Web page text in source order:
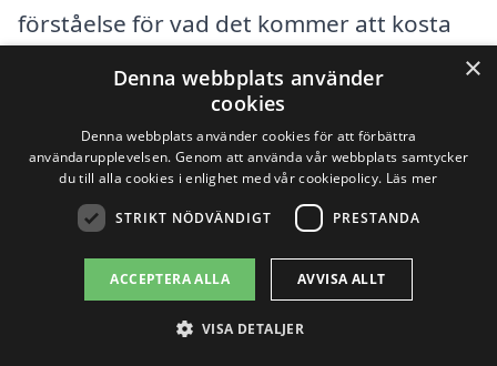
förståelse för vad det kommer att kosta
att renovera badrum i Granby. Tänk på att
det är viktigt att välja en pålitlig och
erfaren hantverkare för att säkerställa ett
bra resultat, och samtidigt få en tydlig
översikt av kostnaderna involverade.
Besök renovera-badrum-pris.se för att
jämföra olika företag och få hjälp med att
hitta det bästa erbjudandet för din
×
Denna webbplats använder
cookies
Denna webbplats använder cookies för att förbättra
användarupplevelsen. Genom att använda vår webbplats samtycker
du till alla cookies i enlighet med vår cookiepolicy. Läs mer
STRIKT NÖDVÄNDIGT PRESTANDA
ACCEPTERA ALLA AVVISA ALLT
VISA DETALJER